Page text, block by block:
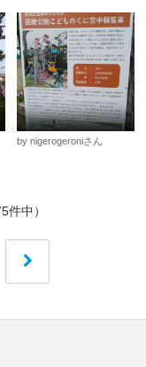
by nigerogeroniさん
件中）